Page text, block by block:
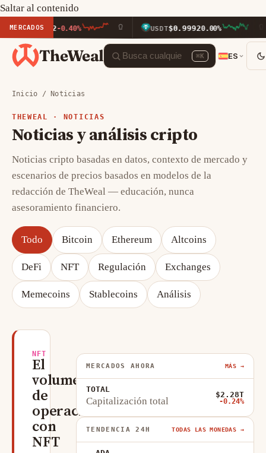
Saltar al contenido
MERCADOS-0.40% USDT$0.99920.00%
TheWeal ⌘K ES
Inicio / Noticias
THEWEAL · NOTICIAS
Noticias y análisis cripto
Noticias cripto basadas en datos, contexto de mercado y
escenarios de precios basados en modelos de la
redacción de TheWeal — educación, nunca
asesoramiento financiero.
Todo Bitcoin Ethereum Altcoins
DeFi NFT Regulación Exchanges
Memecoins Stablecoins Análisis
NFT
El
volumen
de
operaciones
con
NFT
MERCADOS AHORA MÁS →
TOTAL
Capitalización total
$2.28T
-0.24%
TENDENCIA 24H TODAS LAS MONEDAS →